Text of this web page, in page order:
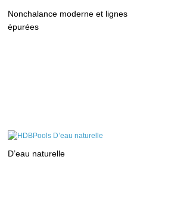
Nonchalance moderne et lignes
épurées
D’eau naturelle